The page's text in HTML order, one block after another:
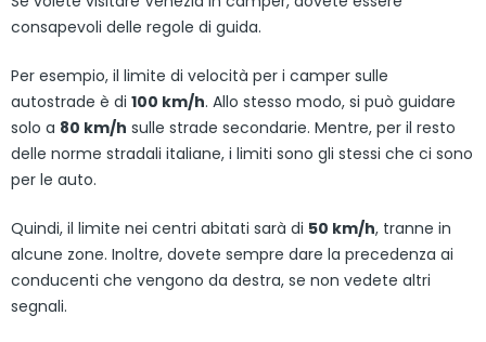
consapevoli delle regole di guida.
Per esempio, il limite di velocità per i camper sulle
autostrade è di 100 km/h. Allo stesso modo, si può guidare
solo a 80 km/h sulle strade secondarie. Mentre, per il resto
delle norme stradali italiane, i limiti sono gli stessi che ci sono
per le auto.
Quindi, il limite nei centri abitati sarà di 50 km/h, tranne in
alcune zone. Inoltre, dovete sempre dare la precedenza ai
conducenti che vengono da destra, se non vedete altri
segnali.